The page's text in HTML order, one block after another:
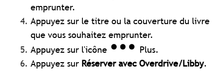
emprunter.
Appuyez sur le titre ou la couverture du livre
que vous souhaitez emprunter.
Appuyez sur l'icône
Plus.
Appuyez sur Réserver avec Overdrive/Libby.